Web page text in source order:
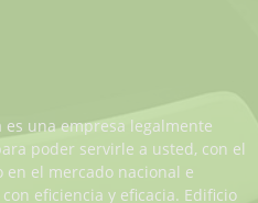
una empresa legalmente
poder servirle a usted, con el
el mercado nacional e
eficiencia y eficacia. Edificio